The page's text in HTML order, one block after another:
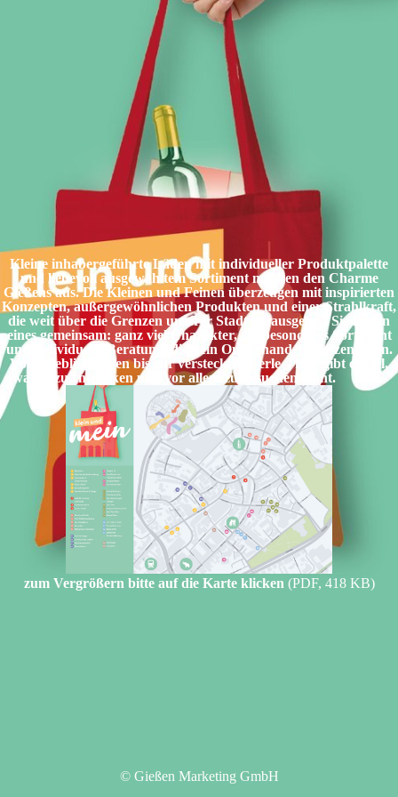
Kleine inhabergeführte Läden mit individueller Produktpalette
und liebevoll ausgewähltem Sortiment machen den Charme
Gießens aus. Die Kleinen und Feinen überzeugen mit inspirierten
Konzepten, außergewöhnlichen Produkten und einer Strahlkraft,
die weit über die Grenzen unserer Stadt hinausgeht.
Sie haben
eines gemeinsam: ganz viel Charakter, ein besonderes Sortiment
und individuelle Beratung, die kein Onlinehandel ersetzen kann.
Vom Lieblingsladen bis zur versteckten Perle – hier gibt es viel,
was es zu entdecken und vor allem zu besuchen lohnt.
zum Vergrößern bitte auf die Karte klicken (PDF, 418 KB)
© Gießen Marketing GmbH